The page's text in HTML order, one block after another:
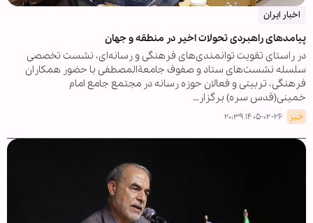
اخبار ایران
پیامدهای راهبردی تحولات اخیر در منطقه و جهان
در راستای تقویت توانمندی‌های فرهنگی و رسانه‌ای، نشست تخصصی
سلسله نشست‌های ستاد و صفوف جامعةالمصطفی با حضور همکاران
فرهنگی، تربیتی و فعالان حوزه رسانه در مجتمع جامع امام
خمینی(قدس سره) برگزار…
خبر ۱۴۰۵-۰۲-۲۶ ۲۰:۳۹